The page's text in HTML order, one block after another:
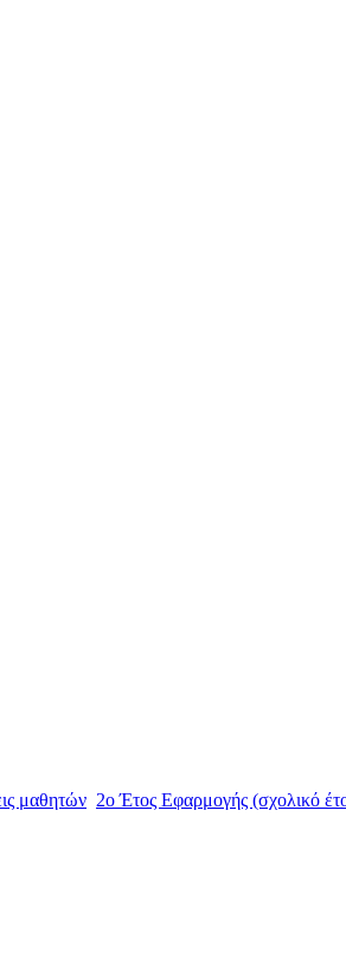
μαθητών 2ο Έτος Εφαρμογής (σχολικό